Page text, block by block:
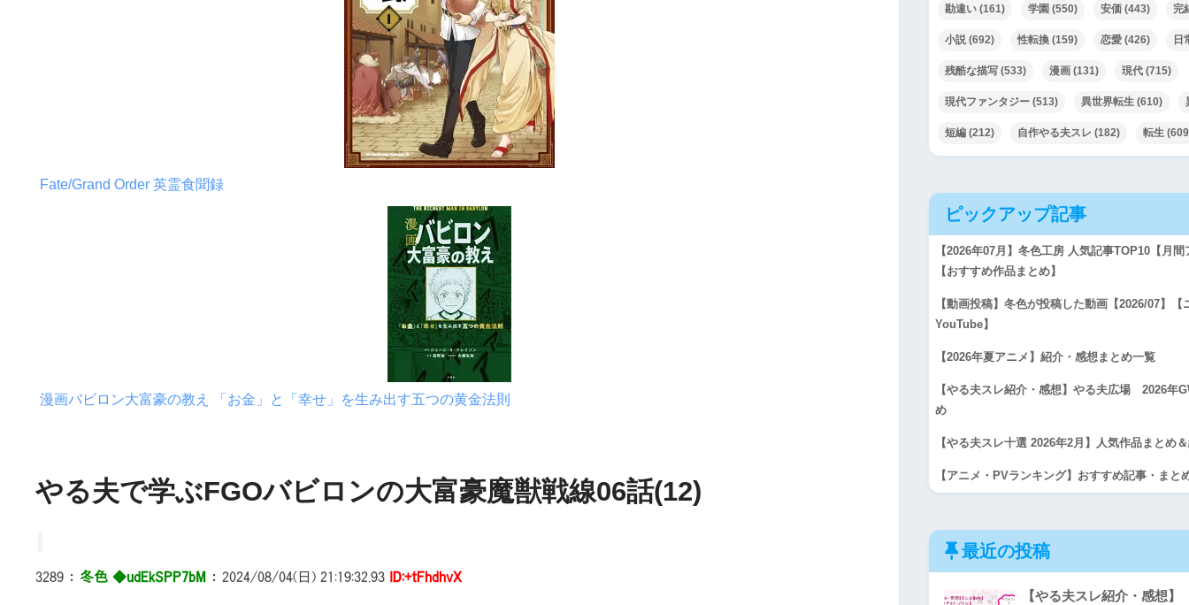
Fate/Grand Order 英霊食聞録
漫画バビロン大富豪の教え 「お金」と「幸せ」を生み出す五つの黄金法則
やる夫で学ぶFGOバビロンの大富豪魔獣戦線06話(12)
3289 ： 冬色 ◆udEkSPP7bM ： 2024/08/04(日) 21:19:32.93 ID:+tFhdhvX
勘違い (161) 学園 (550) 安価 (443) 完
小説(692) 性転換 (159) 恋愛 (426) 日
残酷な描写 (533) 漫画 (131) 現代 (715)
現代ファンタジー (513) 異世界転生 (610)
短編 (212) 自作やる夫スレ (182) 転生
ピックアップ記事
【2026年07月】冬色工房 人気記事TOP10【月
【おすすめ作品まとめ】
【動画投稿】冬色が投稿した動画【2026/07】【
YouTube】
【2026年夏アニメ】紹介・感想まとめ一覧
【やる夫スレ紹介・感想】やる夫広場 2026年
め
【やる夫スレ十選 2026年2月】人気作品まとめ
【アニメ・PVランキング】おすすめ記事・まと
最近の投稿
【やる夫スレ紹介・感想